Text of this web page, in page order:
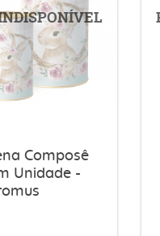
Composê
Unidade -